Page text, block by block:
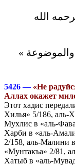
الله
والموضوعة »
5426 — «Не
Аллах окажет
Этот хадис
Хилья» 5/186, аль-
Мухлис в «аль-
Харби в «аль-
2/158, аль-Малини
«Мунтакъа» 2/81,
Хатыб в «аль-